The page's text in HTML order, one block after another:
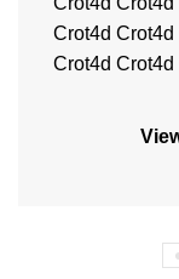
Crot4d Crot4d
Crot4d Crot4d